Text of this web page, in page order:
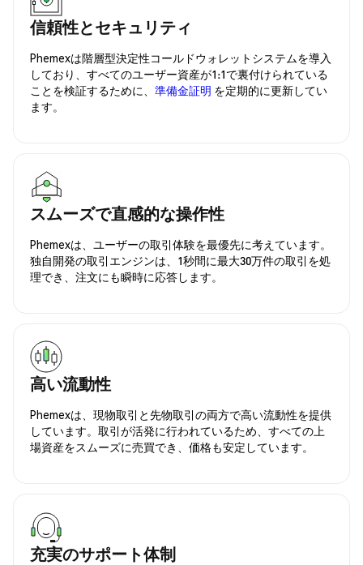
信頼性とセキュリティ
Phemexは階層型決定性コールドウォレットシステムを導入
しており、すべてのユーザー資産が1:1で裏付けられている
ことを検証するために、 準備金証明 を定期的に更新してい
ます。
スムーズで直感的な操作性
Phemexは、ユーザーの取引体験を最優先に考えています。
独自開発の取引エンジンは、1秒間に最大30万件の取引を処
理でき、注文にも瞬時に応答します。
高い流動性
Phemexは、現物取引と先物取引の両方で高い流動性を提供
しています。取引が活発に行われているため、すべての上
場資産をスムーズに売買でき、価格も安定しています。
充実のサポート体制